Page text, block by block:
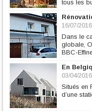
tous les
16/07/2016
Dans le
globale,
BBC-
En
03/04/2016
Situés en
d’une